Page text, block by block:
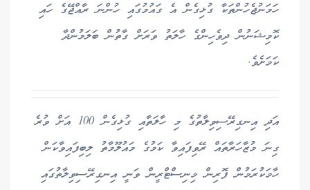
ހަމަނުޖެހުންތަކާ ގުޅިގެން އެ ގައުމުގައި ހުންނަ ރާއްޖޭގެ ހައި
ކޮމިޝަނުން ދިވެހިންގެ ހާލަތު ވަރަށް ގާތުން ބަލަމުންދާ
ކަމަށެވެ.
އަދި އިނގިރޭސިވިލާތުގެ މި ހާލަތާއި ގުޅިގެން 100 އަށް ވުރެ
ގިނަ މުޒާހަރާތައް ރޭވިފައިވާ ކަމުގެ މައުލޫމާތު ލިބިފައިވާކަން
ހާމަކުރަމުން ފޮރިން މިނިސްޓްރީން ވަނީ އިނގިރޭސިވިލާތުގައި